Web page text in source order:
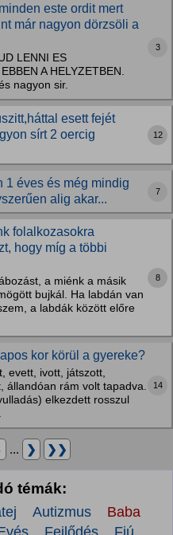
este ordit mert
már nagyon dörzsöli a
LENNI ES
A HELYZETBEN.
nagyon sir.
3
esett fejét
sírt 2 oercig
12
1 éves és még mindig
alig akar...
7
folalkozasokra
hogy míg a többi
a miénk a másik
bujkál. Ha labdán van
a labdák között előre
8
kor körül a gyereke?
evett, ivott, játszott,
állandóan rám volt tapadva.
elkezdett rosszul
14
... ❯ ❯❯
témák:
Autizmus
Baba
Fejlődés
Fiú